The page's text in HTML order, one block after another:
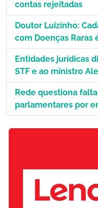
contas rejeitadas
Doutor Luizinho:
com Doenças Raras
Entidades jurídicas
STF e ao ministro
Rede questiona
parlamentares por